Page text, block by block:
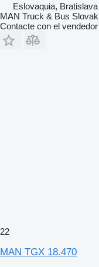
Eslovaquia, Bratislava
MAN Truck & Bus
Contacte con el vendedor
22
MAN TGX 18.470